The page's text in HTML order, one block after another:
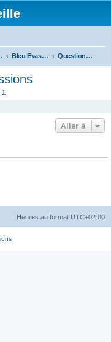
Bleu Evasion Questions, échanges & discussions
1
Aller à
Heures au format UTC+02:00